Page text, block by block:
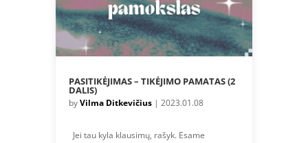
PASITIKĖJIMAS – TIKĖJIMO PAMATAS (2
DALIS)
byVilma Ditkevičius| 2023.01.08
Jei tau kyla klausimų, rašyk. Esame